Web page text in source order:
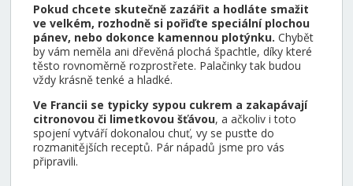
Pokud chcete skutečně zazářit a hodláte smažit
ve velkém, rozhodně si pořiďte speciální plochou
pánev, nebo dokonce kamennou plotýnku. Chybět
by vám neměla ani dřevěná plochá špachtle, díky které
těsto rovnoměrně rozprostřete. Palačinky tak budou
vždy krásně tenké a hladké.
Ve Francii se typicky sypou cukrem a zakapávají
citronovou či limetkovou šťávou, a ačkoliv i toto
spojení vytváří dokonalou chuť, vy se pusťte do
rozmanitějších receptů. Pár nápadů jsme pro vás
připravili.